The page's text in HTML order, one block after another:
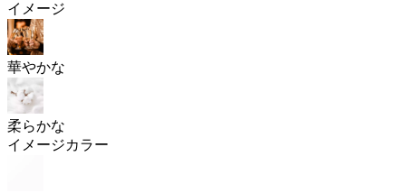
イメージ
華やかな
柔らかな
イメージカラー